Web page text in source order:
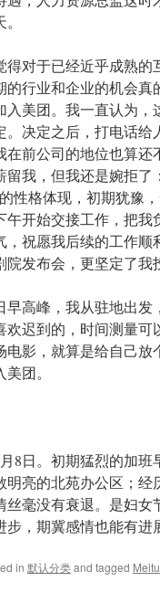
得对于已经近乎成熟
的行业和企业的机会真
入美团。我一直认为
。决定之后，打电话
在前公司的地位也算
留我，但我还是婉拒
性格体现，初期犹豫
午开始交接工作，把
，祝愿我后续的工作
发布会，更坚定了我
早高峰，我从驻地出
欢迟到的，时间测量
电影，就算是给自己
团。
8日。初期猛烈的加
明亮的北苑办公区；经
丝毫没有衰退。是妇女
步，期冀感情也能有进
in 默认分类and tagged